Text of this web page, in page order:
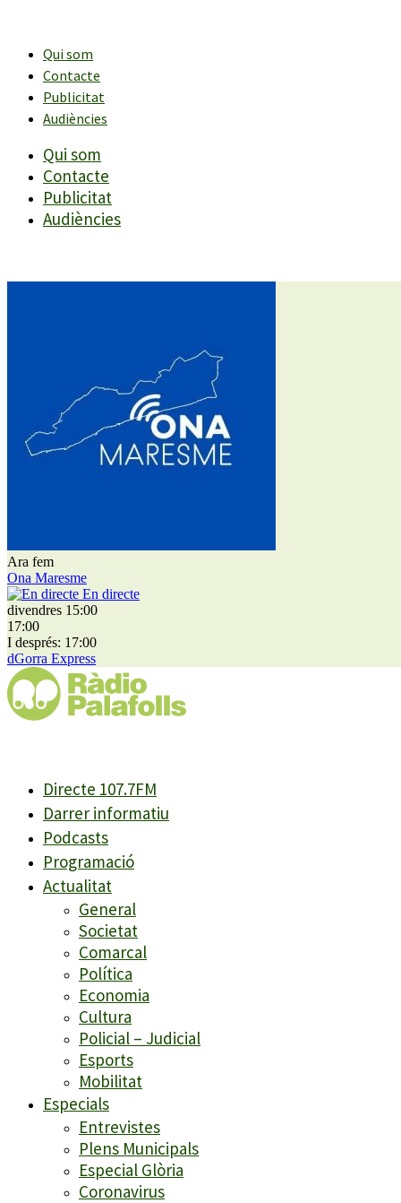
contingutQui som
Contacte
Publicitat
Audiències
Qui som
Contacte
Publicitat
Audiències
Ara fem
Ona Maresme
En directe
divendres 15:00
17:00
I després: 17:00
dGorra Express
Directe 107.7FM
Darrer informatiu
Podcasts
Programació
Actualitat
General
Societat
Comarcal
Política
Economia
Cultura
Policial – Judicial
Esports
Mobilitat
Especials
Entrevistes
Plens Municipals
Especial Glòria
Coronavirus